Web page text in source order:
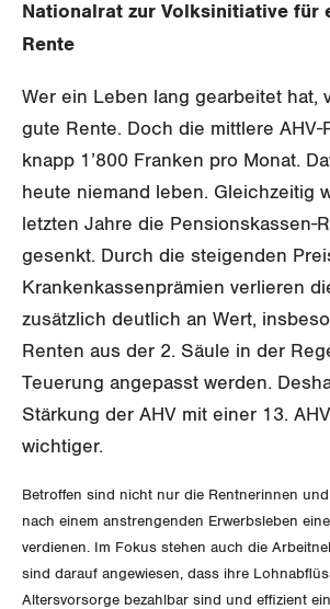
CORONA-VIRUS
SERVICE PUBLIC
Verkehr
Post
Kommunikation und Medien
GLEICHSTELLUNG
Gleichstellung von Frauen und
MIGRATION
GEWERKSCHAFTSPOLITIK
International
SERVICE
LOHNRECHNER
WEITERBILDUNG
DER SGB
Medien
Nationalrat zur Volksinitiative für
Rente
Wer ein Leben lang gearbeitet hat,
gute Rente. Doch die mittlere AHV-
knapp 1’800 Franken pro Monat.
heute niemand leben. Gleichzeitig
letzten Jahre die Pensionskassen-
gesenkt. Durch die steigenden
Krankenkassenprämien verlieren
zusätzlich deutlich an Wert,
Renten aus der 2. Säule in der
Teuerung angepasst werden.
Stärkung der AHV mit einer 13.
wichtiger.
Betroffen sind nicht nur die Rentnerinnen und
nach einem anstrengenden Erwerbsleben
verdienen. Im Fokus stehen auch die
sind darauf angewiesen, dass ihre
Altersvorsorge bezahlbar sind und effizient